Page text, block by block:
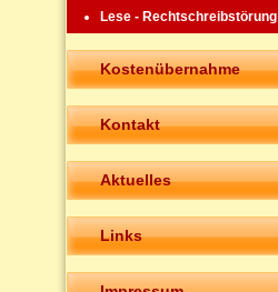
Lese - Rechtschreibstörung
Kostenübernahme
Kontakt
Aktuelles
Links